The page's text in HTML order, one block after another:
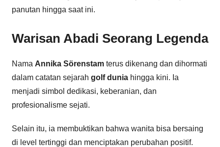
panutan hingga saat ini.
Warisan Abadi Seorang Legenda
Nama Annika Sörenstam terus dikenang dan dihormati
dalam catatan sejarah golf dunia hingga kini. Ia
menjadi simbol dedikasi, keberanian, dan
profesionalisme sejati.
Selain itu, ia membuktikan bahwa wanita bisa bersaing
di level tertinggi dan menciptakan perubahan positif.